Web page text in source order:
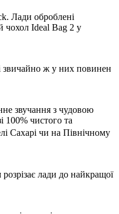
Лади оброблені
чохол Ideal Bag 2 у
ж у них повинен
звучання з чудовою
100% чистого та
Сахарі чи на Північному
лади до найкращої